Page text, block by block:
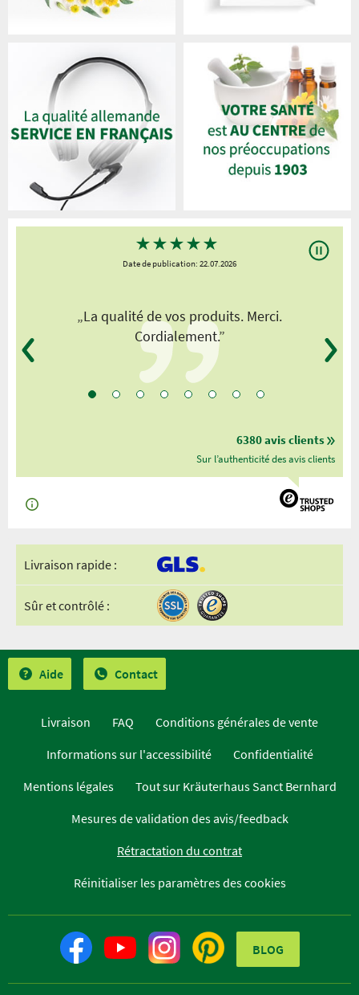
★★★★★
Date de publication: 22.07.2026
„La qualité de vos produits. Merci.
Cordialement.”
6380 avis clients
Sur l’authenticité des avis clients
Livraison rapide :
Sûr et contrôlé :
Aide Contact
Livraison FAQ
Conditions générales de vente
Informations sur l'accessibilité
Confidentialité
Mentions légales
Tout sur Kräuterhaus Sanct Bernhard
Mesures de validation des avis/feedback
Rétractation du contrat
Réinitialiser les paramètres des cookies
BLOG